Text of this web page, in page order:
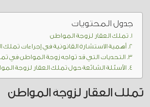
جدول المحتويات
تملك العقار لزوجة المواطن
أهمية الاستشارة القانونية في إجراءات تملك
التحديات التي قد تواجه زوجة المواطن في
الأسئلة الشائعة حول تملك العقار لزوجة
تملك العقار لزوجة المواطن